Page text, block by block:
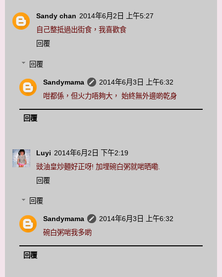
Sandy chan 2014年6月2日 上午5:27
自己整抵過出街食，我喜歡食
回覆
回覆
Sandymama
2014年6月3日 上午6:32
咁都係，但火力唔夠大， 始終無外邊啲乾身
回覆
Luyi 2014年6月2日 下午2:19
豉油皇炒麵好正呀! 加埋碗白粥就啱晒嘞.
回覆
回覆
Sandymama
2014年6月3日 上午6:32
碗白粥啱我多啲
回覆